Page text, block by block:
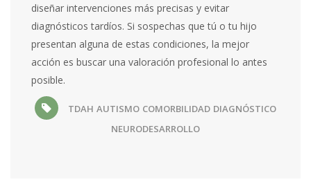
diseñar intervenciones más precisas y evitar
diagnósticos tardíos. Si sospechas que tú o tu hijo
presentan alguna de estas condiciones, la mejor
acción es buscar una valoración profesional lo antes
posible.
TDAH AUTISMO COMORBILIDAD DIAGNÓSTICO
NEURODESARROLLO